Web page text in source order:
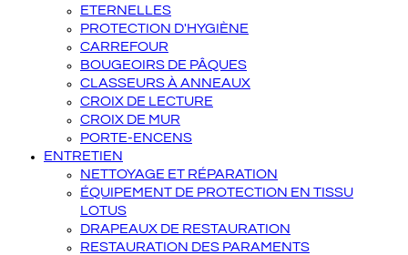
ETERNELLES
PROTECTION D'HYGIÈNE
CARREFOUR
BOUGEOIRS DE PÂQUES
CLASSEURS À ANNEAUX
CROIX DE LECTURE
CROIX DE MUR
PORTE-ENCENS
ENTRETIEN
NETTOYAGE ET RÉPARATION
ÉQUIPEMENT DE PROTECTION EN TISSU
LOTUS
DRAPEAUX DE RESTAURATION
RESTAURATION DES PARAMENTS